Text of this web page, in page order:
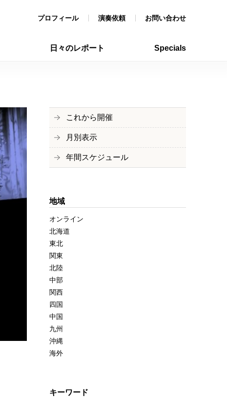
プロフィール 演奏依頼 お問い合わせ
日々のレポート Specials
これから開催
月別表示
年間スケジュール
地域
オンライン
北海道
東北
関東
北陸
中部
関西
四国
中国
九州
沖縄
海外
キーワード